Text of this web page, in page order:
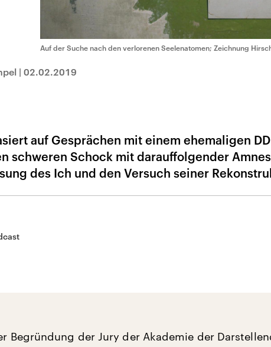
Auf der Suche nach den verlorenen Seelenatomen; Zeichnung
| 02.02.2019
auf Gesprächen mit einem ehemaligen
schweren Schock mit darauffolgender
des Ich und den Versuch seiner
Begründung der Jury der Akademie der